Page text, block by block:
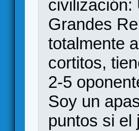
civilización:
Grandes
totalmente
cortitos,
2-5
Soy un
puntos si el